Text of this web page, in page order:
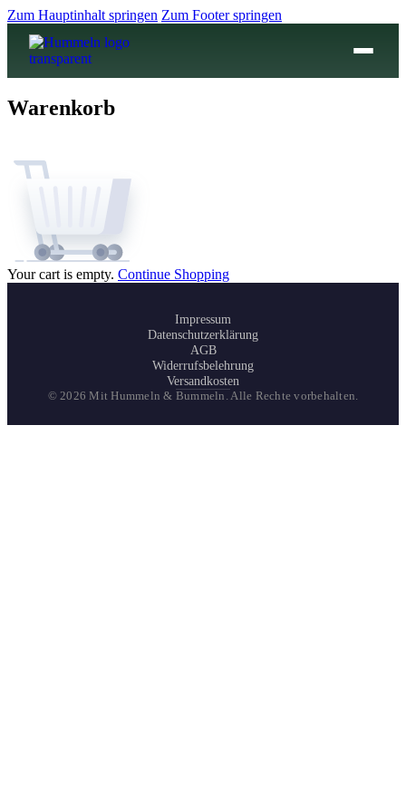
Zum Hauptinhalt springen Zum Footer springen
Warenkorb
Your cart is empty. Continue Shopping
Impressum
Datenschutzerklärung
AGB
Widerrufsbelehrung
Versandkosten
© 2026 Mit Hummeln & Bummeln. Alle Rechte vorbehalten.